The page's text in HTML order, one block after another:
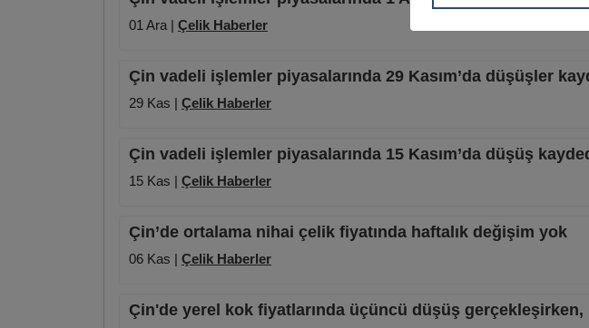
01 Ara | Çelik Haberler
Çin vadeli işlemler piyasalarında 29 Kasım’da düşüşler
29 Kas | Çelik Haberler
Çin vadeli işlemler piyasalarında 15 Kasım’da düşüş
15 Kas | Çelik Haberler
Çin’de ortalama nihai çelik fiyatında haftalık değişim yok
06 Kas | Çelik Haberler
Çin'de yerel kok fiyatlarında üçüncü düşüş